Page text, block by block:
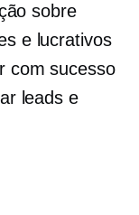
sobre
e lucrativos
com sucesso
leads e